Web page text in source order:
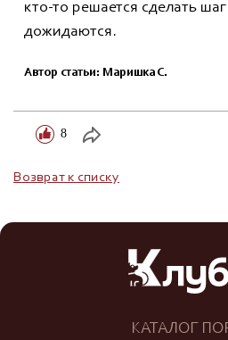
кто-то решается сделать
дожидаются.
Автор статьи: Маришка С.
8
Возврат к списку
КАТАЛОГ